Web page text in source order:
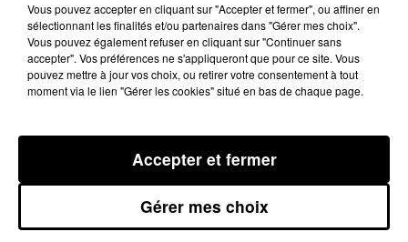
22 novembre 2024 - 2 min 24 sec
LES INFOS DU BÉARN DU 22/11/2024 À 15H00
Vous pouvez accepter en cliquant sur "Accepter et fermer", ou affiner en
sélectionnant les finalités et/ou partenaires dans "Gérer mes choix".
Vous pouvez également refuser en cliquant sur "Continuer sans
accepter". Vos préférences ne s'appliqueront que pour ce site. Vous
pouvez mettre à jour vos choix, ou retirer votre consentement à tout
moment via le lien "Gérer les cookies" situé en bas de chaque page.
Gérer mes choix
Accepter et fermer